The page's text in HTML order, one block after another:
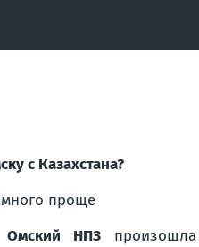
с Казахстана?
проще
Омский НПЗ